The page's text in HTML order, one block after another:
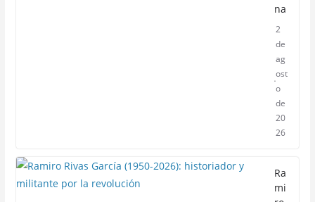
na
2
de
ag
ost
o
de
20
26
Ra
mi